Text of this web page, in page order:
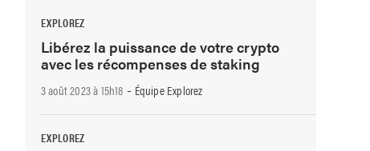
EXPLOREZ
Libérez la puissance de votre crypto
avec les récompenses de staking
3 août 2023 à 15h18 - Équipe Explorez
EXPLOREZ